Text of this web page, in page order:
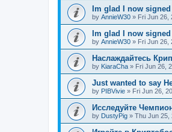
Im glad I now
by AnnieW30 » Fri Jun 26,
Im glad I now
by AnnieW30 » Fri Jun 26,
Наслаждайтесь
by KiaraCha » Fri Jun 26,
Just wanted to say
by PIBVivie » Fri Jun 26,
Исследуйте
by DustyPig » Thu Jun 25,